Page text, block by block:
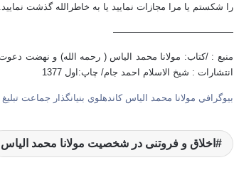
را شکستم یا مرا مجازات نمایید یا به خاطرالله گذشت نمایید.
—————————————
منبع : /کتاب: مولانا محمد الیاس ( رحمه الله) و نهضت
انتشارات : شیخ الاسلام احمد جام/ چاپ:اول 1377
بيوگرافي مولانا محمد الياس كاندهلوي بنيانگذار جماعت تبليغ
اخلاق و فروتنی در شخصيت مولانا محمد الیاس